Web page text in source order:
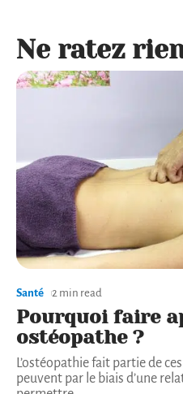
Ne ratez
Santé 2 min read
Pourquoi faire
ostéopathe ?
L’ostéopathie fait partie de
peuvent par le biais d’une